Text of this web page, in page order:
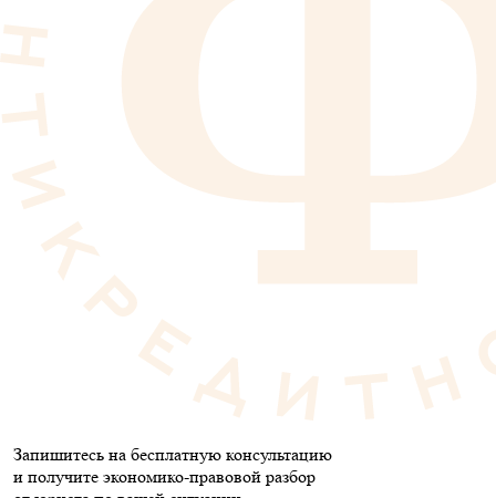
Запишитесь на бесплатную консультацию
и получите экономико-правовой разбор